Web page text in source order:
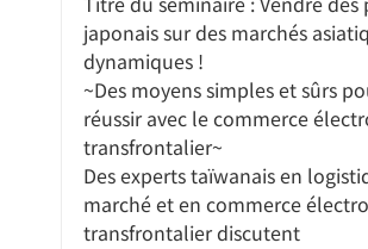
japonais sur des marchés
dynamiques !
~Des moyens simples et sûrs
réussir avec le commerce
transfrontalier~
Des experts taïwanais en
marché et en commerce
transfrontalier discutent